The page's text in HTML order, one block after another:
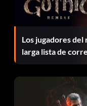
mano. Sólo están ahí
la prisión. Las cajas
del camino.
Los jugadores
larga lista de